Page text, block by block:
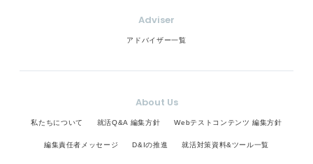
Adviser
アドバイザー一覧
About Us
私たちについて 就活Q&A 編集方針 Webテストコンテンツ 編集方針
編集責任者メッセージ D&Iの推進 就活対策資料&ツール一覧